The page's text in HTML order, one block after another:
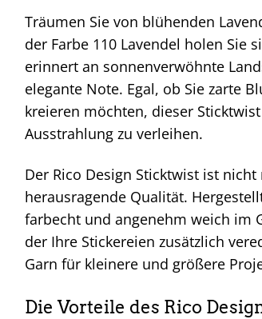
Träumen Sie von blühenden
der Farbe 110 Lavendel holen Sie
erinnert an sonnenverwöhnte
elegante Note. Egal, ob Sie zarte
kreieren möchten, dieser
Ausstrahlung zu verleihen.
Der Rico Design Sticktwist ist
herausragende Qualität.
farbecht und angenehm weich im
der Ihre Stickereien zusätzlich
Garn für kleinere und größere
Die Vorteile des Rico